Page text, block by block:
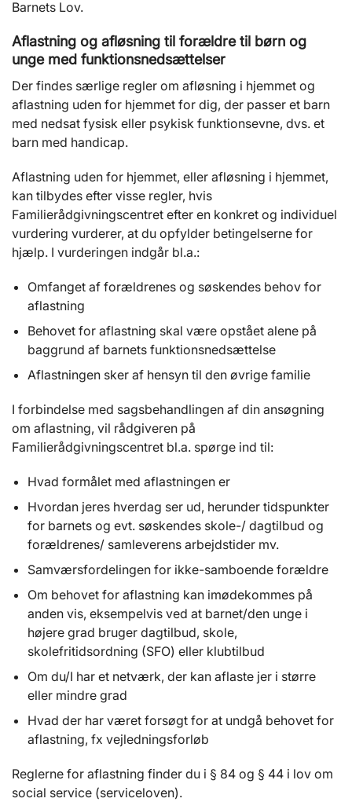
Barnets Lov.
Aflastning og afløsning til forældre til børn og
unge med funktionsnedsættelser
Der findes særlige regler om afløsning i hjemmet og
aflastning uden for hjemmet for dig, der passer et barn
med nedsat fysisk eller psykisk funktionsevne, dvs. et
barn med handicap.
Aflastning uden for hjemmet, eller afløsning i hjemmet,
kan tilbydes efter visse regler, hvis
Familierådgivningscentret efter en konkret og individuel
vurdering vurderer, at du opfylder betingelserne for
hjælp. I vurderingen indgår bl.a.:
Omfanget af forældrenes og søskendes behov for
aflastning
Behovet for aflastning skal være opstået alene på
baggrund af barnets funktionsnedsættelse
Aflastningen sker af hensyn til den øvrige familie
I forbindelse med sagsbehandlingen af din ansøgning
om aflastning, vil rådgiveren på
Familierådgivningscentret bl.a. spørge ind til:
Hvad formålet med aflastningen er
Hvordan jeres hverdag ser ud, herunder tidspunkter
for barnets og evt. søskendes skole-/ dagtilbud og
forældrenes/ samleverens arbejdstider mv.
Samværsfordelingen for ikke-samboende forældre
Om behovet for aflastning kan imødekommes på
anden vis, eksempelvis ved at barnet/den unge i
højere grad bruger dagtilbud, skole,
skolefritidsordning (SFO) eller klubtilbud
Om du/I har et netværk, der kan aflaste jer i større
eller mindre grad
Hvad der har været forsøgt for at undgå behovet for
aflastning, fx vejledningsforløb
Reglerne for aflastning finder du i § 84 og § 44 i lov om
social service (serviceloven).